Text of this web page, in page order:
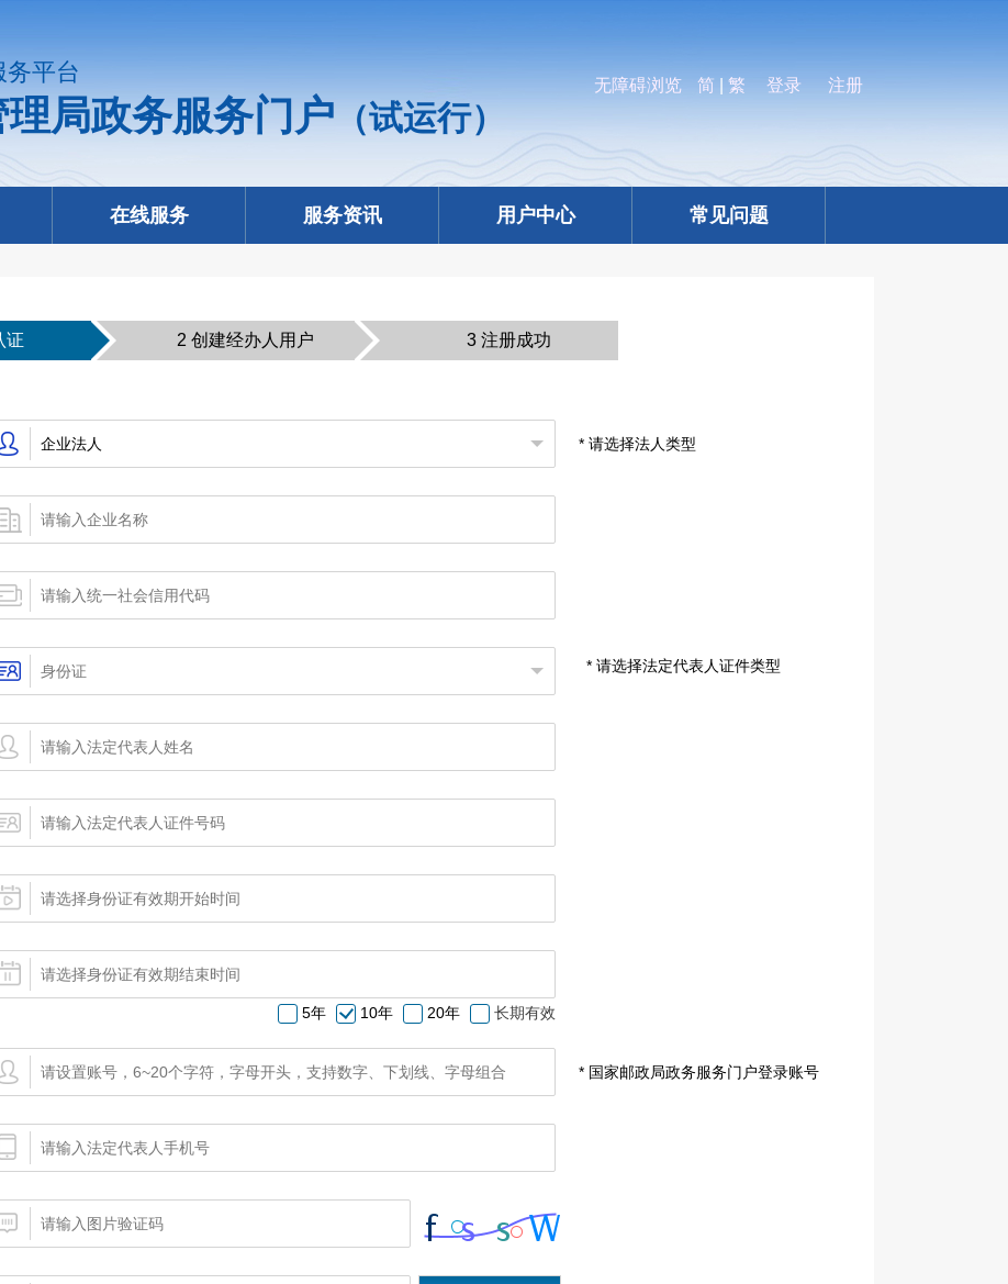
平台
局政务服务门户（试运行）
无障碍浏览 简 繁 登录 注册
在线服务 服务资讯 用户中心 常见问题
证 2 创建经办人用户 3 注册成功
* 请选择法人类型
* 请选择法定代表人证件类型
5年 10年 20年 长期有效
* 国家邮政局政务服务门户登录账号